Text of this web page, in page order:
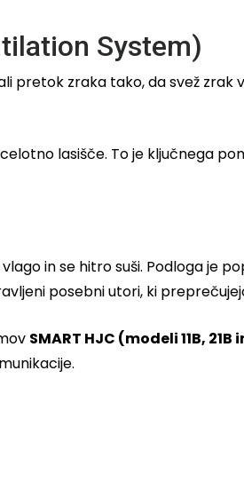
System)
pretok zraka tako, da svež
lasišče. To je ključnega
in se hitro suši. Podloga je
posebni utori, ki
SMART HJC (modeli 11B, 21B